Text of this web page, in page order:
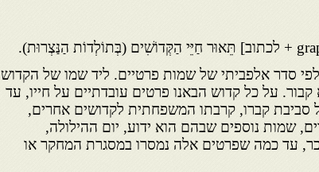
סדר אלפביתי של שמות פרטיים. ליד שמו של הקדוש
קבור. על כל קדוש הבאנו פרטים עובדתיים על חייו, עד
סביבת קברו, קרבתו המשפחתית לקדושים אחרים,
שמות נוספים שבהם הוא ידוע, יום ההילולה,
עד כמה שפרטים אלה נמסרו במסגרת המחקר או